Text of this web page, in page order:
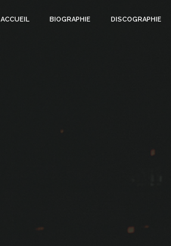
ACCUEIL BIOGRAPHIE DISCOGRAPHIE